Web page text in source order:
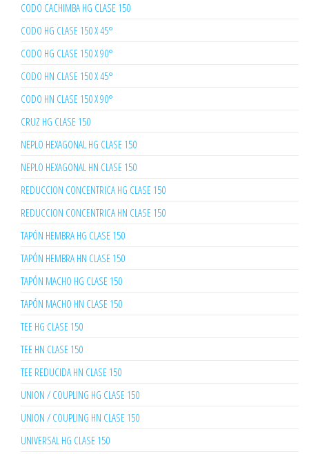
CODO CACHIMBA HG CLASE 150
CODO HG CLASE 150 X 45°
CODO HG CLASE 150 X 90°
CODO HN CLASE 150 X 45°
CODO HN CLASE 150 X 90°
CRUZ HG CLASE 150
NEPLO HEXAGONAL HG CLASE 150
NEPLO HEXAGONAL HN CLASE 150
REDUCCION CONCENTRICA HG CLASE 150
REDUCCION CONCENTRICA HN CLASE 150
TAPÓN HEMBRA HG CLASE 150
TAPÓN HEMBRA HN CLASE 150
TAPÓN MACHO HG CLASE 150
TAPÓN MACHO HN CLASE 150
TEE HG CLASE 150
TEE HN CLASE 150
TEE REDUCIDA HN CLASE 150
UNION / COUPLING HG CLASE 150
UNION / COUPLING HN CLASE 150
UNIVERSAL HG CLASE 150